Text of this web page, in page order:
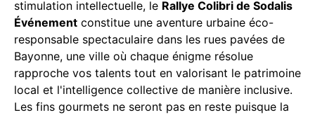
stimulation intellectuelle, le Rallye Colibri de Sodalis
Événement constitue une aventure urbaine éco-
responsable spectaculaire dans les rues pavées de
Bayonne, une ville où chaque énigme résolue
rapproche vos talents tout en valorisant le patrimoine
local et l'intelligence collective de manière inclusive.
Les fins gourmets ne seront pas en reste puisque la